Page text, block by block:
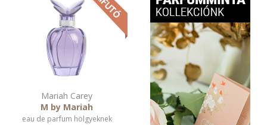
Mariah Carey
M by Mariah
eau de parfum hölgyeknek